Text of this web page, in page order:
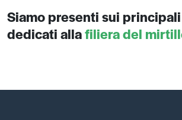
Siamo presenti sui
dedicati allafiliera del